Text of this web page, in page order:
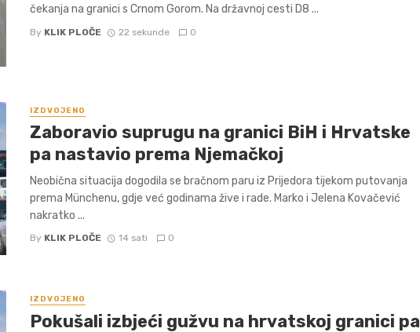
čekanja na granici s Crnom Gorom. Na državnoj cesti D8 ...
By KLIK PLOČE 22 sekunde 0
IZDVOJENO
Zaboravio suprugu na granici BiH i Hrvatske
pa nastavio prema Njemačkoj
Neobična situacija dogodila se bračnom paru iz Prijedora tijekom putovanja
prema Münchenu, gdje već godinama žive i rade. Marko i Jelena Kovačević
nakratko ...
By KLIK PLOČE 14 sati 0
IZDVOJENO
Pokušali izbjeći gužvu na hrvatskoj granici pa